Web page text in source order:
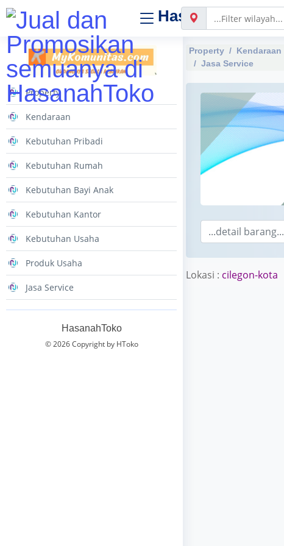
HasanahToko
Property Kendaraan
Jasa Service
Lokasi : cilegon-kota
Property
Kendaraan
Kebutuhan Pribadi
Kebutuhan Rumah
Kebutuhan Bayi Anak
Kebutuhan Kantor
Kebutuhan Usaha
Produk Usaha
Jasa Service
HasanahToko
© 2026 Copyright by HToko